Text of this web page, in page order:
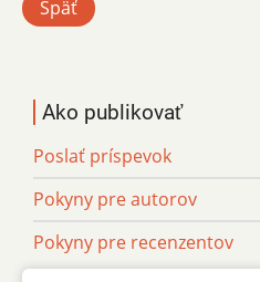
Späť
Ako publikovať
Poslať príspevok
Pokyny pre autorov
Pokyny pre recenzentov